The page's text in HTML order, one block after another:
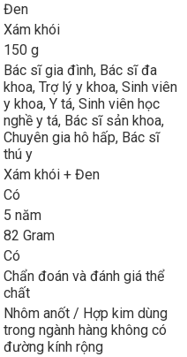
Đen
Xám khói
150 g
Bác sĩ gia đình, Bác sĩ đa
khoa, Trợ lý y khoa, Sinh viên
y khoa, Y tá, Sinh viên học
nghề y tá, Bác sĩ sản khoa,
Chuyên gia hô hấp, Bác sĩ
thú y
Xám khói + Đen
Có
5 năm
82 Gram
Có
Chẩn đoán và đánh giá thể
chất
Nhôm anốt / Hợp kim dùng
trong ngành hàng không có
đường kính rộng